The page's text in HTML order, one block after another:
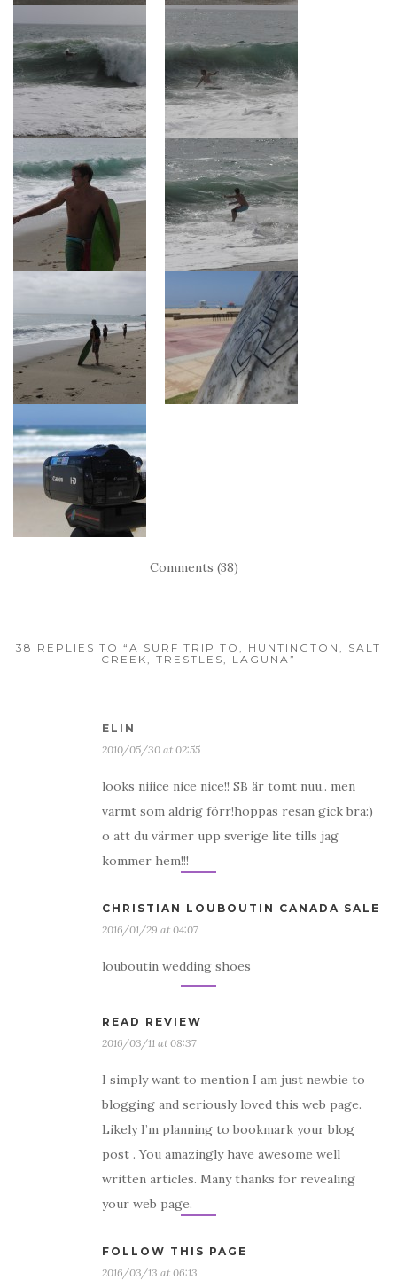
Comments (38)
38 REPLIES TO “A SURF TRIP TO, HUNTINGTON, SALT
CREEK, TRESTLES, LAGUNA”
ELIN
2010/05/30 at 02:55
looks niiice nice nice!! SB är tomt nuu.. men
varmt som aldrig förr!hoppas resan gick bra:)
o att du värmer upp sverige lite tills jag
kommer hem!!!
CHRISTIAN LOUBOUTIN CANADA SALE
2016/01/29 at 04:07
louboutin wedding shoes
READ REVIEW
2016/03/11 at 08:37
I simply want to mention I am just newbie to
blogging and seriously loved this web page.
Likely I’m planning to bookmark your blog
post . You amazingly have awesome well
written articles. Many thanks for revealing
your web page.
FOLLOW THIS PAGE
2016/03/13 at 06:13